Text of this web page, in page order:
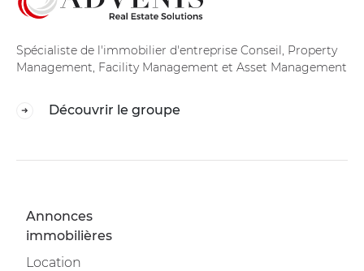
Spécialiste de l'immobilier d'entreprise Conseil, Property
Management, Facility Management et Asset Management
Découvrir le groupe
Annonces
immobilières
Location